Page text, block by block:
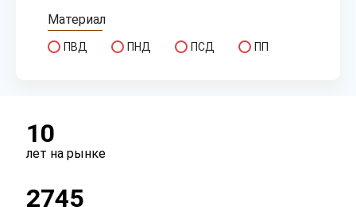
Материал
ПВД ПНД ПСД ПП
рукав
10
лет на рынке
2745